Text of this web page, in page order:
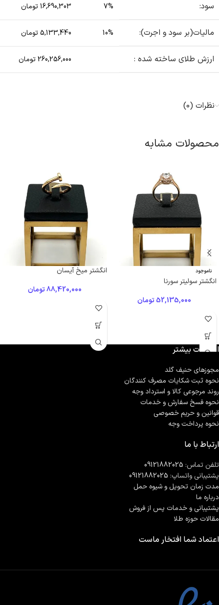
سود: 7% 16,690,303 تومان
مالیات(بر سود و اجرت): 10% 5,133,440 تومان
ارزش طلای ساخته شده : 260,256,000 تومان
نظرات (0)
محصولات مشابه
ناموجود
انگشتر سولیتر سورنا
52,135,000تومان
انگشتر میخ آیسان
88,420,000تومان
اطلاعات بیشتر
مجوزهای حنیف گلد
نحوه ثبت شكايات مصرف كنندگان
روند مرجوعی کالا و استرداد وجه
نحوه فسخ سفارش و خدمات
قوانین و حریم خصوصی
نحوه پرداخت وجه
ارتباط با ما
تلفن تماس: 09121882025
پشتیبانی واتساپ: 09121882025
مدت زمان تحويل و شیوه حمل
درباره ما
پشتیبانی و خدمات پس از فروش
مقالات حوزه طلا
اعتماد شما افتخار ماست